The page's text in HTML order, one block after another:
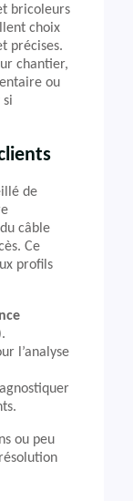
bricoleurs
choix
précises.
chantier,
ou
de
câble
Ce
profils
l’analyse
ou peu